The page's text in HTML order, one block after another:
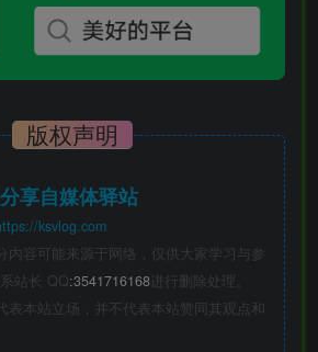
版权声明
享自媒体驿站
ksvlog.com
内容可能来源于网络，仅供大家学习与参
站长 QQ:3541716168进行删除处理。
表本站立场，并不代表本站赞同其观点和